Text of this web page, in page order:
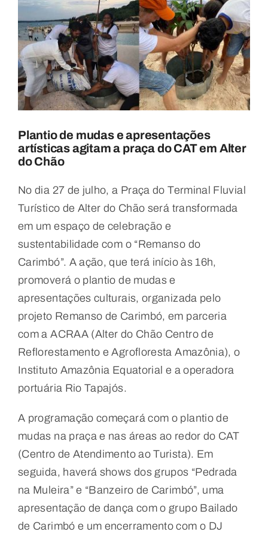
Larger
Image
Plantio de mudas e apresentações
artísticas agitam a praça do CAT em Alter
do Chão
No dia 27 de julho, a Praça do Terminal Fluvial
Turístico de Alter do Chão será transformada
em um espaço de celebração e
sustentabilidade com o “Remanso do
Carimbó”. A ação, que terá início às 16h,
promoverá o plantio de mudas e
apresentações culturais, organizada pelo
projeto Remanso de Carimbó, em parceria
com a ACRAA (Alter do Chão Centro de
Reflorestamento e Agrofloresta Amazônia), o
Instituto Amazônia Equatorial e a operadora
portuária Rio Tapajós.
A programação começará com o plantio de
mudas na praça e nas áreas ao redor do CAT
(Centro de Atendimento ao Turista). Em
seguida, haverá shows dos grupos “Pedrada
na Muleira” e “Banzeiro de Carimbó”, uma
apresentação de dança com o grupo Bailado
de Carimbó e um encerramento com o DJ